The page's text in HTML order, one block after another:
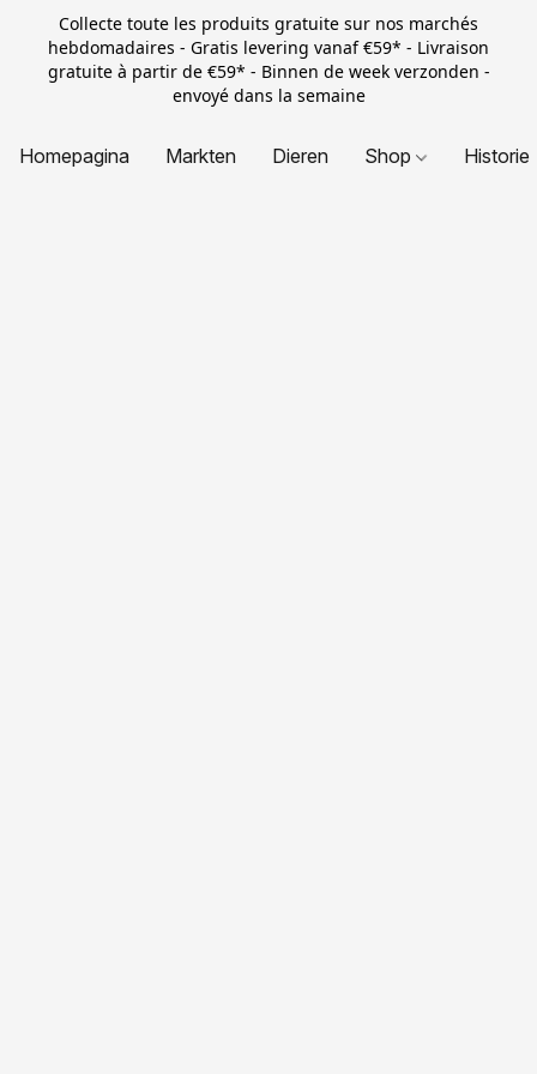
Collecte toute les produits gratuite sur nos marchés
hebdomadaires - Gratis levering vanaf €59* - Livraison
gratuite à partir de €59* - Binnen de week verzonden -
envoyé dans la semaine
Homepagina Markten Dieren Shop Historie